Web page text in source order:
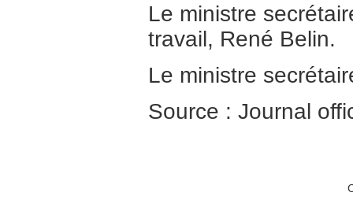
Le ministre
travail, René Belin.
Le ministre
Source : Journal